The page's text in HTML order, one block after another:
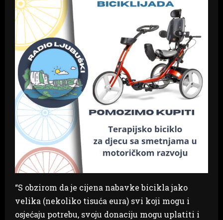
“S obzirom da je cijena nabavke bicikla jako
velika (nekoliko tisuća eura) svi koji mogu i
osjećaju potrebu, svoju donaciju mogu uplatiti i